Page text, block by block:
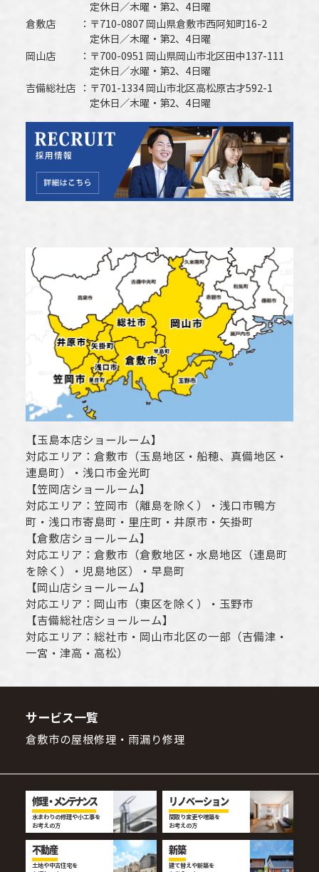
定休日／木曜・第2、4日曜
倉敷店
〒710-0807 岡山県倉敷市西阿知町16-2
定休日／木曜・第2、4日曜
岡山店
〒700-0951 岡山県岡山市北区田中137-111
定休日／水曜・第2、4日曜
吉備総社店
〒701-1334 岡山市北区高松原古才592-1
定休日／木曜・第2、4日曜
【玉島本店ショールーム】
対応エリア： 倉敷市 （玉島地区・船穂、真備地区・
連島町）・ 浅口市金光町
【笠岡店ショールーム】
対応エリア： 笠岡市（離島を除く） ・ 浅口市鴨方
町・ 浅口市寄島町・里庄町・ 井原市 ・矢掛町
【倉敷店ショールーム】
対応エリア： 倉敷市 （倉敷地区・水島地区（連島町
を除く）・児島地区）・早島町
【岡山店ショールーム】
対応エリア： 岡山市 （東区を除く）・玉野市
【吉備総社店ショールーム】
対応エリア： 総社市 ・ 岡山市北区の一部（吉備津・
一宮・津高・高松）
サービス一覧
倉敷市の屋根修理・雨漏り修理
修理・メンテナンス
水まわりの修理や小工事を
お考えの方
リノベーション
間取り変更や増築を
お考えの方
不動産
土地や中古住宅を
新築
建て替えや新築を